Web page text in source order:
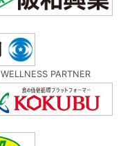
WELLNESS PARTNER